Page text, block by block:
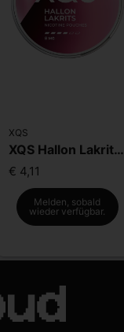
XQS
XQS Hallon Lakrits Slim Strong
€ 4,11
Melden, sobald
wieder verfügbar.